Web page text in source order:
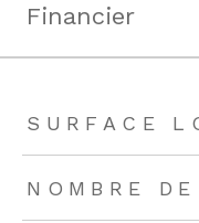
Financier
SURFACE
NOMBRE